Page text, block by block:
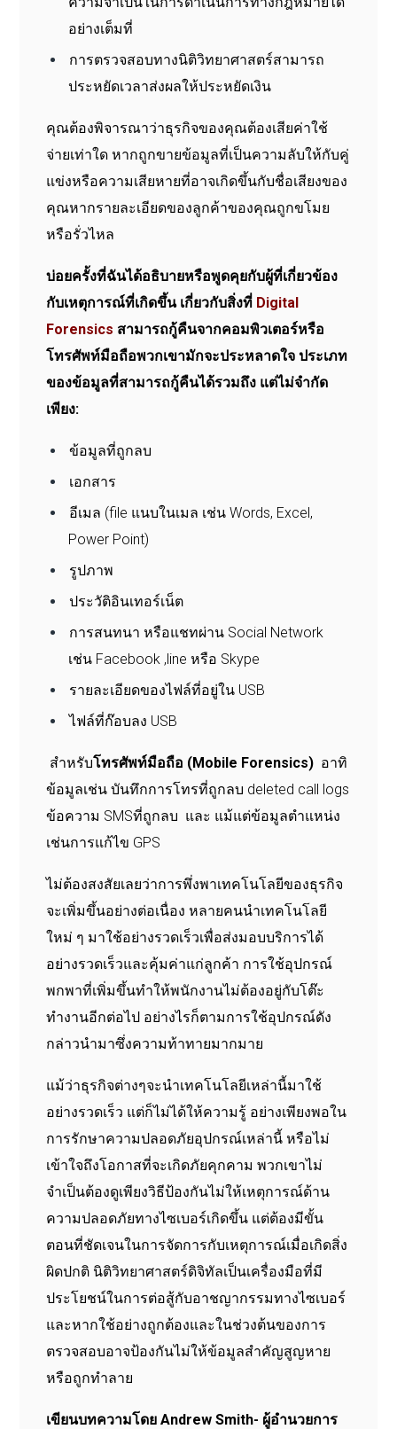
อย่างเต็มที่
การตรวจสอบทางนิติวิทยาศาสตร์สามารถ
ประหยัดเวลาส่งผลให้ประหยัดเงิน
คุณต้องพิจารณาว่าธุรกิจของคุณต้องเสียค่าใช้
จ่ายเท่าใด หากถูกขายข้อมูลที่เป็นความลับให้กับคู่
แข่งหรือความเสียหายที่อาจเกิดขึ้นกับชื่อเสียงของ
คุณหากรายละเอียดของลูกค้าของคุณถูกขโมย
หรือรั่วไหล
บ่อยครั้งที่ฉันได้อธิบายหรือพูดคุยกับผู้ที่เกี่ยวข้อง
กับเหตุการณ์ที่เกิดขึ้น เกี่ยวกับสิ่งที่ Digital
Forensics สามารถกู้คืนจากคอมพิวเตอร์หรือ
โทรศัพท์มือถือพวกเขามักจะประหลาดใจ ประเภท
ของข้อมูลที่สามารถกู้คืนได้รวมถึง แต่ไม่จำกัด
เพียง:
ข้อมูลที่ถูกลบ
เอกสาร
อีเมล (file แนบในเมล เช่น Words, Excel,
Power Point)
รูปภาพ
ประวัติอินเทอร์เน็ต
การสนทนา หรือแชทผ่าน Social Network
เช่น Facebook ,line หรือ Skype
รายละเอียดของไฟล์ที่อยู่ใน USB
ไฟล์ที่ก๊อบลง USB
สำหรับโทรศัพท์มือถือ (Mobile Forensics) อาทิ
ข้อมูลเช่น บันทึกการโทรที่ถูกลบ deleted call logs
ข้อความ SMSที่ถูกลบ และ แม้แต่ข้อมูลตำแหน่ง
เช่นการแก้ไข GPS
ไม่ต้องสงสัยเลยว่าการพึ่งพาเทคโนโลยีของธุรกิจ
จะเพิ่มขึ้นอย่างต่อเนื่อง หลายคนนำเทคโนโลยี
ใหม่ ๆ มาใช้อย่างรวดเร็วเพื่อส่งมอบบริการได้
อย่างรวดเร็วและคุ้มค่าแก่ลูกค้า การใช้อุปกรณ์
พกพาที่เพิ่มขึ้นทำให้พนักงานไม่ต้องอยู่กับโต๊ะ
ทำงานอีกต่อไป อย่างไรก็ตามการใช้อุปกรณ์ดัง
กล่าวนำมาซึ่งความท้าทายมากมาย
แม้ว่าธุรกิจต่างๆจะนำเทคโนโลยีเหล่านี้มาใช้
อย่างรวดเร็ว แต่ก็ไม่ได้ให้ความรู้ อย่างเพียงพอใน
การรักษาความปลอดภัยอุปกรณ์เหล่านี้ หรือไม่
เข้าใจถึงโอกาสที่จะเกิดภัยคุกคาม พวกเขาไม่
จำเป็นต้องดูเพียงวิธีป้องกันไม่ให้เหตุการณ์ด้าน
ความปลอดภัยทางไซเบอร์เกิดขึ้น แต่ต้องมีขั้น
ตอนที่ชัดเจนในการจัดการกับเหตุการณ์เมื่อเกิดสิ่ง
ผิดปกติ นิติวิทยาศาสตร์ดิจิทัลเป็นเครื่องมือที่มี
ประโยชน์ในการต่อสู้กับอาชญากรรมทางไซเบอร์
และหากใช้อย่างถูกต้องและในช่วงต้นของการ
ตรวจสอบอาจป้องกันไม่ให้ข้อมูลสำคัญสูญหาย
หรือถูกทำลาย
เขียนบทความโดย Andrew Smith- ผู้อำนวยการ